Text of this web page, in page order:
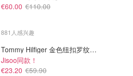
€60.00 €110.00
881人感兴趣
Tommy Hilfiger 金色纽扣罗纹背心
Jisoo同款！
€23.20 €59.90